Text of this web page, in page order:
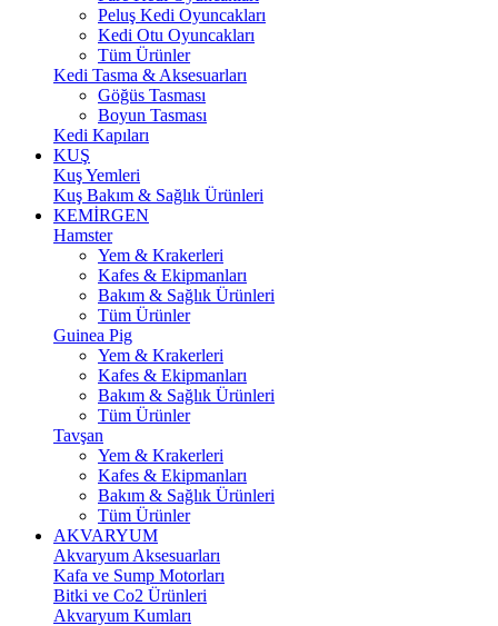
Peluş Kedi Oyuncakları
Kedi Otu Oyuncakları
Tüm Ürünler
Kedi Tasma & Aksesuarları
Göğüs Tasması
Boyun Tasması
Kedi Kapıları
KUŞ
Kuş Yemleri
Kuş Bakım & Sağlık Ürünleri
KEMİRGEN
Hamster
Yem & Krakerleri
Kafes & Ekipmanları
Bakım & Sağlık Ürünleri
Tüm Ürünler
Guinea Pig
Yem & Krakerleri
Kafes & Ekipmanları
Bakım & Sağlık Ürünleri
Tüm Ürünler
Tavşan
Yem & Krakerleri
Kafes & Ekipmanları
Bakım & Sağlık Ürünleri
Tüm Ürünler
AKVARYUM
Akvaryum Aksesuarları
Kafa ve Sump Motorları
Bitki ve Co2 Ürünleri
Akvaryum Kumları